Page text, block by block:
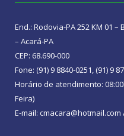
End.: Rodovia-PA 252 KM 01 –
– Acará-PA
CEP: 68.690-000
Fone: (91) 9 8840-0251, (91) 9
Horário de atendimento:
Feira)
E-mail: